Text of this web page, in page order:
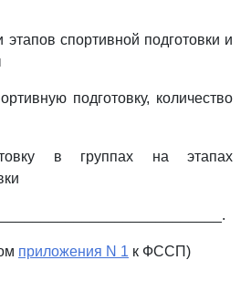
спортивной подготовки и
подготовку, количество
в группах на этапах
приложения N 1 к ФССП)